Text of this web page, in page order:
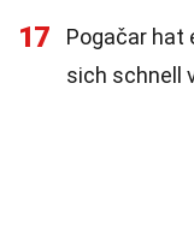
17
Pogačar hat
sich schnell